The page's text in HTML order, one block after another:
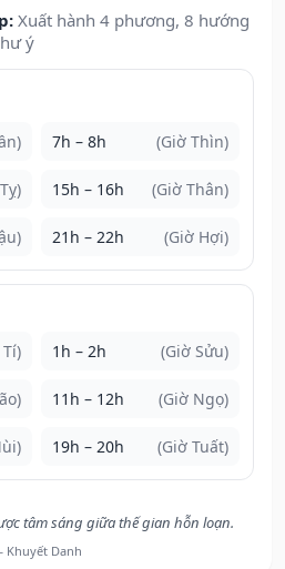
Xuất hành 4 phương, 8 hướng
ý
7h – 8h (Giờ Thìn)
15h – 16h (Giờ Thân)
21h – 22h (Giờ Hợi)
1h – 2h (Giờ Sửu)
11h – 12h (Giờ Ngọ)
19h – 20h (Giờ Tuất)
tâm sáng giữa thế gian hỗn loạn.
Danh